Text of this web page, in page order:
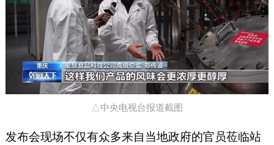
△中央电视台报道截图
发布会现场不仅有众多来自当地政府的官员莅临站